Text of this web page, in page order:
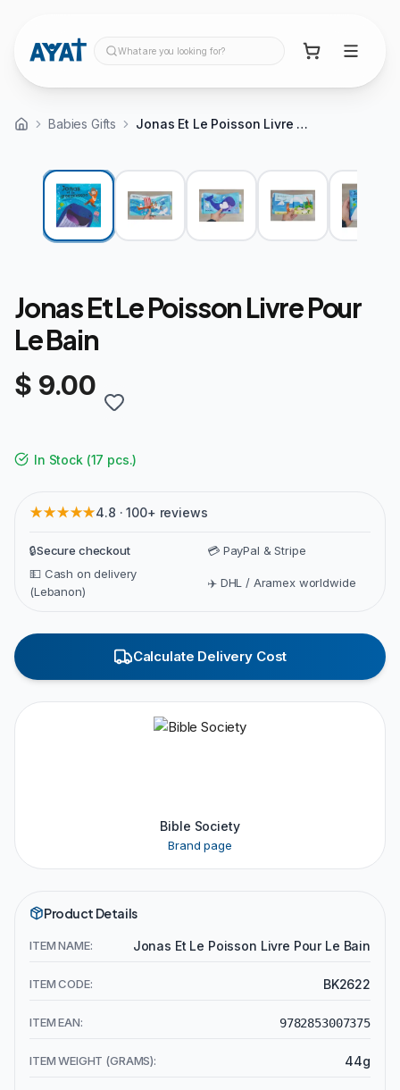
What are you looking for?
Babies Gifts Jonas Et Le Poisson Livre Pour Le Bain
View video
Jonas Et Le Poisson Livre Pour
Le Bain
$ 9.00
In Stock(17 pcs.)
★★★★★4.8 · 100+ reviews
🔒Secure checkout
💳 PayPal & Stripe
💵 Cash on delivery
(Lebanon)
✈️ DHL / Aramex worldwide
Calculate Delivery Cost
Bible Society
Brand page
Product Details
ITEM NAME: Jonas Et Le Poisson Livre Pour Le Bain
ITEM CODE: BK2622
ITEM EAN: 9782853007375
ITEM WEIGHT (GRAMS): 44g